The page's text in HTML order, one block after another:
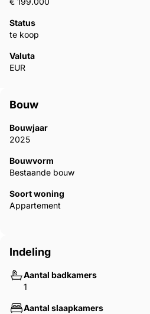
Status
te koop
Valuta
EUR
Bouw
Bouwjaar
2025
Bouwvorm
Bestaande bouw
Soort woning
Appartement
Indeling
Aantal badkamers
1
Aantal slaapkamers